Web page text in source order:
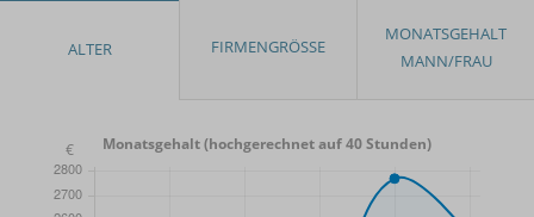
Monatsgehalt (hochgerechnet auf 40 Stunden)